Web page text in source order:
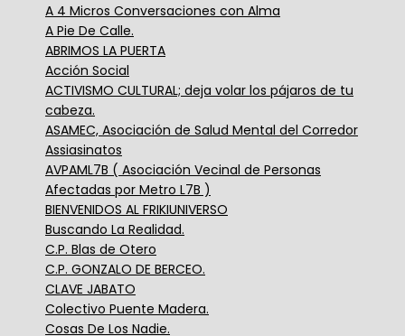
A 4 Micros Conversaciones con Alma
A Pie De Calle.
ABRIMOS LA PUERTA
Acción Social
ACTIVISMO CULTURAL; deja volar los pájaros de tu
cabeza.
ASAMEC, Asociación de Salud Mental del Corredor
Assiasinatos
AVPAML7B ( Asociación Vecinal de Personas
Afectadas por Metro L7B )
BIENVENIDOS AL FRIKIUNIVERSO
Buscando La Realidad.
C.P. Blas de Otero
C.P. GONZALO DE BERCEO.
CLAVE JABATO
Colectivo Puente Madera.
Cosas De Los Nadie.